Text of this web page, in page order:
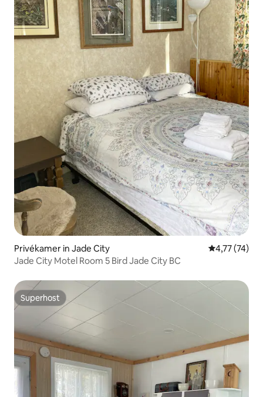
Privékamer in Jade City Gemiddelde
4,77 (74)
Jade City Motel Room 5 Bird Jade City BC
Superhost
Superhost